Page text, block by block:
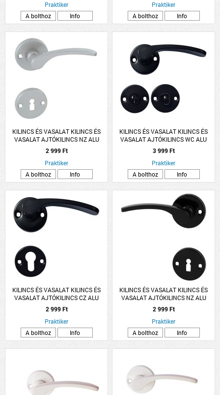
Praktiker
A bolthoz
Info
Praktiker
A bolthoz
Info
KILINCS ÉS VASALAT KILINCS ÉS
VASALAT AJTÓKILINCS NZ ALU
SZÜRKE LANA ROZETTÁS
2 999 Ft
Praktiker
A bolthoz
Info
KILINCS ÉS VASALAT KILINCS ÉS
VASALAT AJTÓKILINCS WC ALU
FEKETE LANA ROZETTÁS
3 999 Ft
Praktiker
A bolthoz
Info
KILINCS ÉS VASALAT KILINCS ÉS
VASALAT AJTÓKILINCS CZ ALU
FEKETE LANA ROZETTÁS
2 999 Ft
Praktiker
A bolthoz
Info
KILINCS ÉS VASALAT KILINCS ÉS
VASALAT AJTÓKILINCS NZ ALU
FEKETE LANA ROZETTÁS
2 999 Ft
Praktiker
A bolthoz
Info